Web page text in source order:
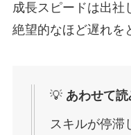
成長スピードは出社
絶望的なほど遅れを
💡 あわせて
スキルが停滞